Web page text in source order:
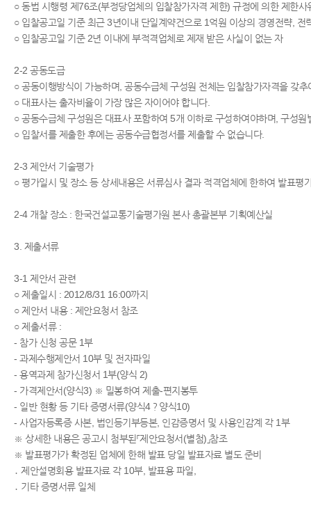
○ 동법 시행령 제76조(부정당업체의 입찰참가자격 제한) 규정에 의한 제한
○ 입찰공고일 기준 최근 3년이내 단일계약건으로 1억원 이상의 경영전략,
○ 입찰공고일 기준 2년 이내에 부적격업체로 제재 받은 사실이 없는 자
2-2 공동도급
○ 공동이행방식이 가능하며, 공동수급체 구성원 전체는 입찰참가자격을 갖
○ 대표사는 출자비율이 가장 많은 자이어야 합니다.
○ 공동수급체 구성원은 대표사 포함하여 5개 이하로 구성하여야하며, 구성
○ 입찰서를 제출한 후에는 공동수급협정서를 제출할 수 없습니다.
2-3 제안서 기술평가
○ 평가일시 및 장소 등 상세내용은 서류심사 결과 적격업체에 한하여 발표평
2-4 개찰 장소 : 한국건설교통기술평가원 본사 총괄본부 기획예산실
3. 제출서류
3-1 제안서 관련
○ 제출일시 : 2012/8/31 16:00까지
○ 제안서 내용 : 제안요청서 참조
○ 제출서류 :
- 참가 신청 공문 1부
- 과제수행제안서 10부 및 전자파일
- 용역과제 참가신청서 1부(양식 2)
- 가격제안서(양식3) ※ 밀봉하여 제출-편지봉투
- 일반 현황 등 기타 증명서류(양식4？양식10)
- 사업자등록증 사본, 법인등기부등본, 인감증명서 및 사용인감계 각 1부
※ 상세한 내용은 공고시 첨부된「제안요청서(별첨)」참조
※ 발표평가가 확정된 업체에 한해 발표 당일 발표자료 별도 준비
․ 제안설명회용 발표자료 각 10부, 발표용 파일,
․ 기타 증명서류 일체